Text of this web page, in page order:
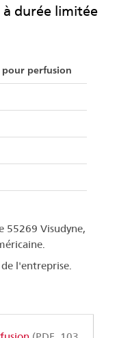
durée limitée
perfusion
55269 Visudyne,
l'entreprise.